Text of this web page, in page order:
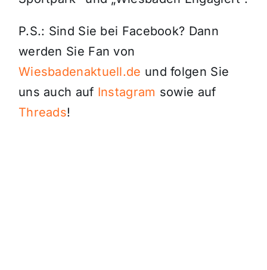
P.S.: Sind Sie bei Facebook? Dann
werden Sie Fan von
Wiesbadenaktuell.de und folgen Sie
uns auch auf Instagram sowie auf
Threads!